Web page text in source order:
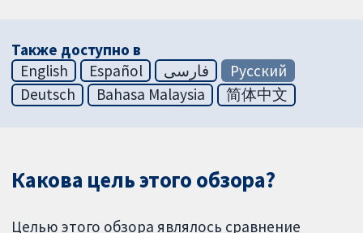
Также доступно в
English
Español فارسی
Русский
Deutsch
Bahasa Malaysia 简体中文
Какова цель этого обзора?
Целью этого обзора являлось сравнение